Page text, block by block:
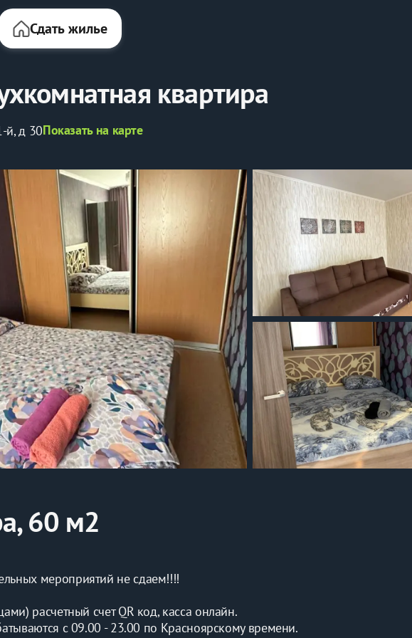
Сдать жилье
квартира
й, д 30Показать на карте
60 м2
мероприятий не сдаем!!!!
расчетный счет QR код, касса онлайн.
с 09.00 - 23.00 по Красноярскому времени.